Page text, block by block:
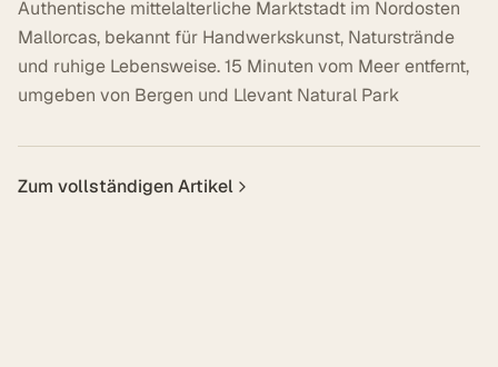
Authentische mittelalterliche Marktstadt im Nordosten
Mallorcas, bekannt für Handwerkskunst, Naturstrände
und ruhige Lebensweise. 15 Minuten vom Meer entfernt,
umgeben von Bergen und Llevant Natural Park
Zum vollständigen Artikel